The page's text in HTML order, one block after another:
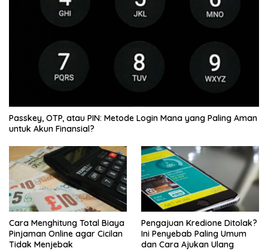
Passkey, OTP, atau PIN: Metode Login Mana yang Paling Aman
untuk Akun Finansial?
Cara Menghitung Total Biaya
Pinjaman Online agar Cicilan
Tidak Menjebak
Pengajuan Kredione Ditolak?
Ini Penyebab Paling Umum
dan Cara Ajukan Ulang